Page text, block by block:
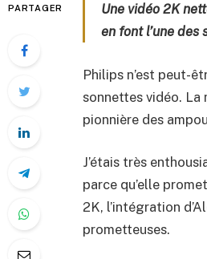
PARTAGER
Une vidéo 2K
en font l’une des
Philips n’est peut-
sonnettes vidéo. La
pionnière des
J’étais très
parce qu’elle
2K, l’intégration
prometteuses.